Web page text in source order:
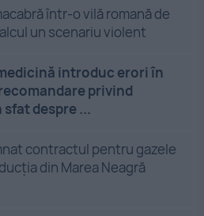
într-o vilă romană de
un scenariu violent
introduc erori în
privind
despre ...
contractul pentru gazele
din Marea Neagră